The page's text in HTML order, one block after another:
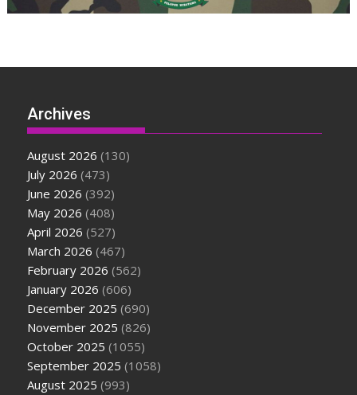
Archives
August 2026 (130)
July 2026 (473)
June 2026 (392)
May 2026 (408)
April 2026 (527)
March 2026 (467)
February 2026 (562)
January 2026 (606)
December 2025 (690)
November 2025 (826)
October 2025 (1055)
September 2025 (1058)
August 2025 (993)